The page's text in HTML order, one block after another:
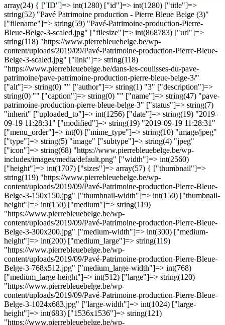
array(24) { ["ID"]=> int(1280) ["id"]=> int(1280) ["title"]=>
string(52) "Pavé Patrimoine production - Pierre Bleue Belge (3)"
["filename"]=> string(59) "Pavé-Patrimoine-production-Pierre-
Bleue-Belge-3-scaled.jpg" ["filesize"]=> int(868783) ["url"]=>
string(118) "https://www.pierrebleuebelge.be/wp-
content/uploads/2019/09/Pavé-Patrimoine-production-Pierre-Bleue-
Belge-3-scaled.jpg" ["link"]=> string(118)
"https://www.pierrebleuebelge.be/dans-les-coulisses-du-pave-
patrimoine/pave-patrimoine-production-pierre-bleue-belge-3/"
["alt"]=> string(0) "" ["author"]=> string(1) "3" ["description"]=>
string(0) "" ["caption"]=> string(0) "" ["name"]=> string(47) "pave-
patrimoine-production-pierre-bleue-belge-3" ["status"]=> string(7)
"inherit" ["uploaded_to"]=> int(1256) ["date"]=> string(19) "2019-
09-19 11:28:31" ["modified"]=> string(19) "2019-09-19 11:28:31"
["menu_order"]=> int(0) ["mime_type"]=> string(10) "image/jpeg"
["type"]=> string(5) "image" ["subtype"]=> string(4) "jpeg"
["icon"]=> string(68) "https://www.pierrebleuebelge.be/wp-
includes/images/media/default.png" ["width"]=> int(2560)
["height"]=> int(1707) ["sizes"]=> array(57) { ["thumbnail"]=>
string(119) "https://www.pierrebleuebelge.be/wp-
content/uploads/2019/09/Pavé-Patrimoine-production-Pierre-Bleue-
Belge-3-150x150.jpg" ["thumbnail-width"]=> int(150) ["thumbnail-
height"]=> int(150) ["medium"]=> string(119)
"https://www.pierrebleuebelge.be/wp-
content/uploads/2019/09/Pavé-Patrimoine-production-Pierre-Bleue-
Belge-3-300x200.jpg" ["medium-width"]=> int(300) ["medium-
height"]=> int(200) ["medium_large"]=> string(119)
"https://www.pierrebleuebelge.be/wp-
content/uploads/2019/09/Pavé-Patrimoine-production-Pierre-Bleue-
Belge-3-768x512.jpg" ["medium_large-width"]=> int(768)
["medium_large-height"]=> int(512) ["large"]=> string(120)
"https://www.pierrebleuebelge.be/wp-
content/uploads/2019/09/Pavé-Patrimoine-production-Pierre-Bleue-
Belge-3-1024x683.jpg" ["large-width"]=> int(1024) ["large-
height"]=> int(683) ["1536x1536"]=> string(121)
"https://www.pierrebleuebelge.be/wp-